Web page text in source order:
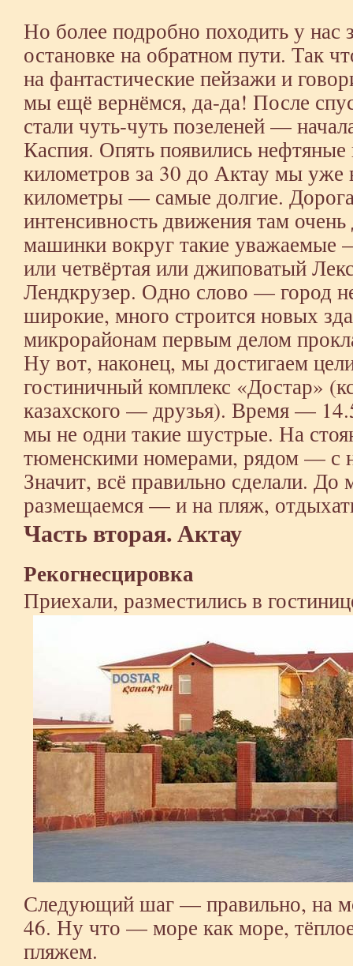
Но более подробно походить у нас
остановке на обратном пути. Так
на фантастические пейзажи и
мы ещё вернёмся, да-да! После
стали чуть-чуть позеленей —
Каспия. Опять появились
километров за 30 до Актау мы
километры — самые долгие.
интенсивность движения там
машинки вокруг такие уважаемые
или четвёртая или джиповатый
Лендкрузер. Одно слово — город
широкие, много строится новых
микрорайонам первым делом
Ну вот, наконец, мы достигаем
гостиничный комплекс «Достар»
казахского — друзья). Время —
мы не одни такие шустрые. На
тюменскими номерами, рядом — с
Значит, всё правильно сделали.
размещаемся — и на пляж,
Часть вторая. Актау
Рекогнесцировка
Приехали, разместились в
Следующий шаг — правильно, на
46. Ну что — море как море,
пляжем.